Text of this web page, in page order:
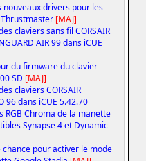
nouveaux drivers pour les
[MAJ]
claviers sans fil CORSAIR
AIR 99 dans iCUE
du firmware du clavier
SD [MAJ]
claviers CORSAIR
96 dans iCUE 5.42.70
RGB Chroma de la manette
Synapse 4 et Dynamic
chance pour activer le mode